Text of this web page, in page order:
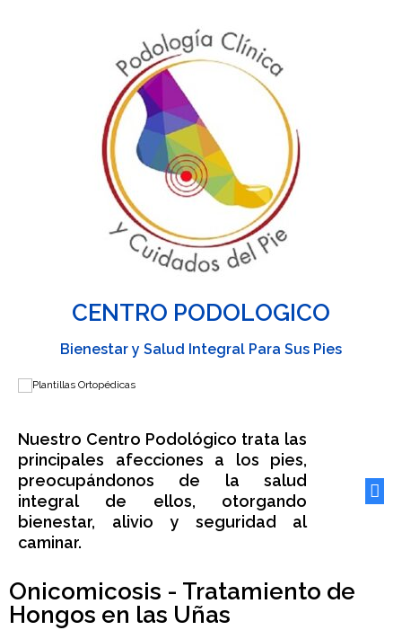
CENTRO PODOLOGICO
Bienestar y Salud Integral Para Sus Pies
Nuestro Centro Podológico trata las
principales afecciones a los pies,
preocupándonos de la salud
integral de ellos, otorgando
bienestar, alivio y seguridad al
caminar.
Onicomicosis - Tratamiento de
Hongos en las Uñas